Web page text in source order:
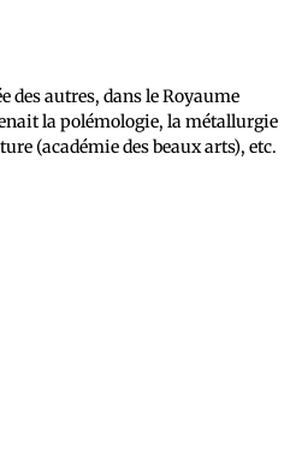
des autres, dans le Royaume
la polémologie, la métallurgie
(académie des beaux arts), etc.